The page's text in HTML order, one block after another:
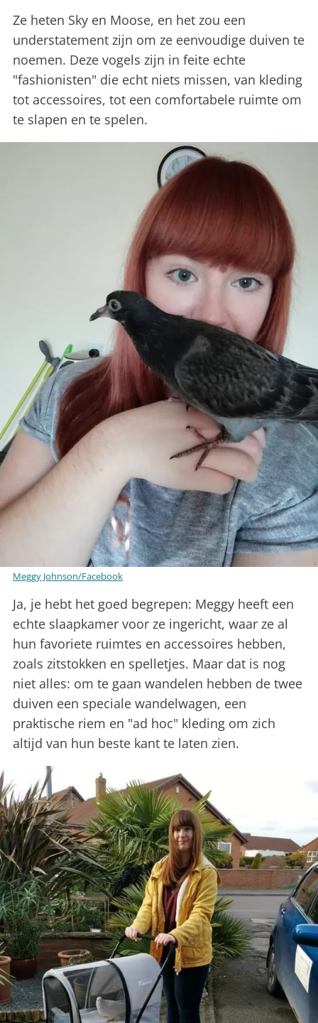
Ze heten Sky en Moose, en het zou een
understatement zijn om ze eenvoudige duiven te
noemen. Deze vogels zijn in feite echte
"fashionisten" die echt niets missen, van kleding
tot accessoires, tot een comfortabele ruimte om
te slapen en te spelen.
Meggy Johnson/Facebook
Ja, je hebt het goed begrepen: Meggy heeft een
echte slaapkamer voor ze ingericht, waar ze al
hun favoriete ruimtes en accessoires hebben,
zoals zitstokken en spelletjes. Maar dat is nog
niet alles: om te gaan wandelen hebben de twee
duiven een speciale wandelwagen, een
praktische riem en "ad hoc" kleding om zich
altijd van hun beste kant te laten zien.